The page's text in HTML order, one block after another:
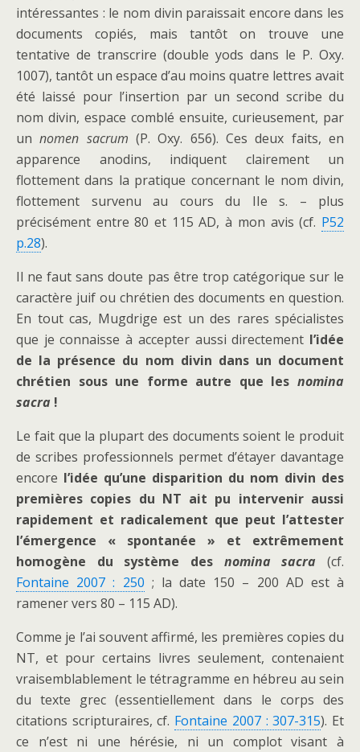
intéressantes : le nom divin paraissait encore dans les
documents copiés, mais tantôt on trouve une
tentative de transcrire (double yods dans le P. Oxy.
1007), tantôt un espace d’au moins quatre lettres avait
été laissé pour l’insertion par un second scribe du
nom divin, espace comblé ensuite, curieusement, par
unnomen sacrum (P. Oxy. 656). Ces deux faits, en
apparence anodins, indiquent clairement un
flottement dans la pratique concernant le nom divin,
flottement survenu au cours du IIe s. – plus
précisément entre 80 et 115 AD, à mon avis (cf. P52
p.28).
Il ne faut sans doute pas être trop catégorique sur le
caractère juif ou chrétien des documents en question.
En tout cas, Mugdrige est un des rares spécialistes
que je connaisse à accepter aussi directement l’idée
de la présence du nom divin dans un document
chrétien sous une forme autre que les nomina
sacra !
Le fait que la plupart des documents soient le produit
de scribes professionnels permet d’étayer davantage
encore l’idée qu’une disparition du nom divin des
premières copies du NT ait pu intervenir aussi
rapidement et radicalement que peut l’attester
l’émergence « spontanée » et extrêmement
homogène du système des nomina sacra (cf.
Fontaine 2007 : 250 ; la date 150 – 200 AD est à
ramener vers 80 – 115 AD).
Comme je l’ai souvent affirmé, les premières copies du
NT, et pour certains livres seulement, contenaient
vraisemblablement le tétragramme en hébreu au sein
du texte grec (essentiellement dans le corps des
citations scripturaires, cf. Fontaine 2007 : 307-315). Et
ce n’est ni une hérésie, ni un complot visant à